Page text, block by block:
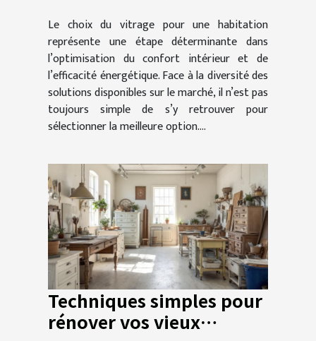
Le choix du vitrage pour une habitation
représente une étape déterminante dans
l’optimisation du confort intérieur et de
l’efficacité énergétique. Face à la diversité des
solutions disponibles sur le marché, il n’est pas
toujours simple de s’y retrouver pour
sélectionner la meilleure option....
Techniques simples pour
rénover vos vieux